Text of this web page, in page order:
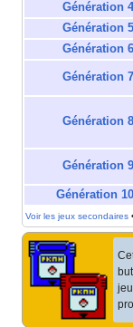
Génération 4
Génération 5
Génération 6
Génération 7
Génération 8
Génération 9
Génération 10
Voir les jeux secondaires •